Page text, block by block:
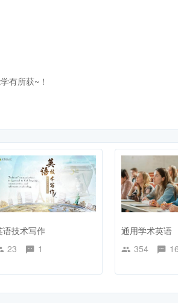
有所获~！
语技术写作
23
1
通用学术英语
354